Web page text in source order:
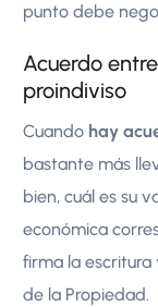
punto debe
Acuerdo
proindiviso
Cuando hay
bastante más
bien, cuál es su
económica
firma la escritura
de la Propiedad.